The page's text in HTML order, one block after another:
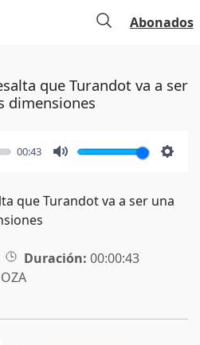
Abonados
que Turandot va a ser
dimensiones
00:43
que Turandot va a ser una
Duración: 00:00:43